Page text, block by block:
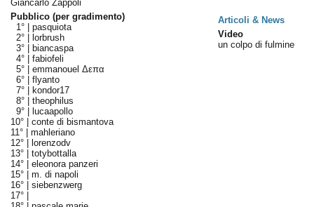
Giancarlo Zappoli
Pubblico (per gradimento)
1° | pasquiota
2° |
lorbrush
3° |
biancaspa
4° | fabiofeli
5° | emmanouel Δεπα
6° | flyanto
7° |
kondor17
8° | theophilus
9° |
lucaapollo
10° | conte di bismantova
11° | mahleriano
12° |
lorenzodv
13° | totybottalla
14° | eleonora panzeri
15° | m. di napoli
16° | siebenzwerg
17° |
Articoli & News
Video
un colpo di fulmine